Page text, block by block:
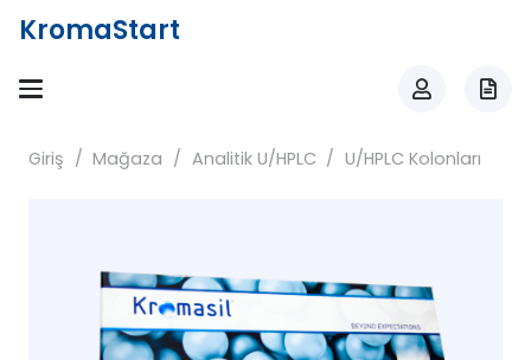
KromaStart
Giriş / Mağaza / Analitik U/HPLC / U/HPLC Kolonları